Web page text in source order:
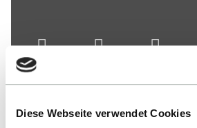
Diese Webseite verwendet Cookies
Contact